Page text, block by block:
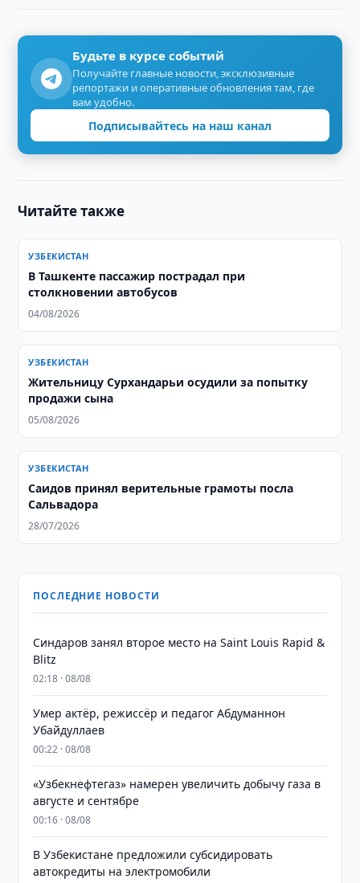
Будьте в курсе событий
Получайте главные новости, эксклюзивные
репортажи и оперативные обновления там, где
вам удобно.
Подписывайтесь на наш канал
Читайте также
УЗБЕКИСТАН
В Ташкенте пассажир пострадал при
столкновении автобусов
04/08/2026
УЗБЕКИСТАН
Жительницу Сурхандарьи осудили за попытку
продажи сына
05/08/2026
УЗБЕКИСТАН
Саидов принял верительные грамоты посла
Сальвадора
28/07/2026
ПОСЛЕДНИЕ НОВОСТИ
Синдаров занял второе место на Saint Louis Rapid &
Blitz
02:18 · 08/08
Умер актёр, режиссёр и педагог Абдуманнон
Убайдуллаев
00:22 · 08/08
«Узбекнефтегаз» намерен увеличить добычу газа в
августе и сентябре
00:16 · 08/08
В Узбекистане предложили субсидировать
автокредиты на электромобили